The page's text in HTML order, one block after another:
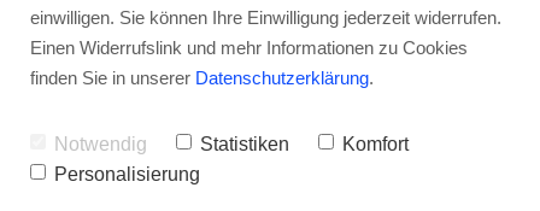
Internal Linking Tool
Stephan Ochmann
Wenn du nach einem erfolgreichen
Ansatz für den Verkauf deiner
einwilligen. Sie können Ihre Einwilligung jederzeit widerrufen.
Einen Widerrufslink und mehr Informationen zu Cookies
finden Sie in unserer Datenschutzerklärung.
Notwendig Statistiken
Komfort
Personalisierung